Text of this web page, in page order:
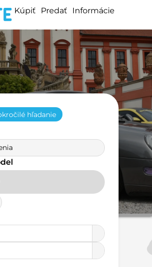
Kúpiť Predať Informácie
hľadanie